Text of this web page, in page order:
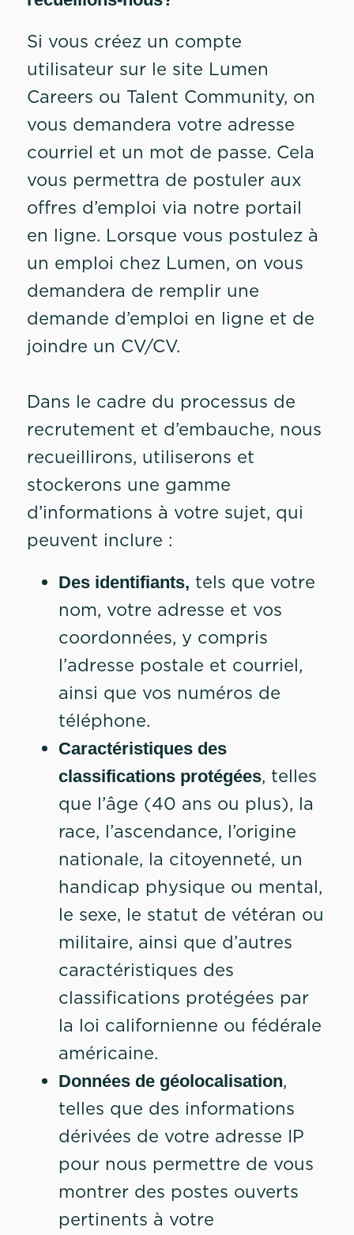
Si vous créez un compte
utilisateur sur le site Lumen
Careers ou Talent Community, on
vous demandera votre adresse
courriel et un mot de passe. Cela
vous permettra de postuler aux
offres d’emploi via notre portail
en ligne. Lorsque vous postulez à
un emploi chez Lumen, on vous
demandera de remplir une
demande d’emploi en ligne et de
joindre un CV/CV.
Dans le cadre du processus de
recrutement et d’embauche, nous
recueillirons, utiliserons et
stockerons une gamme
d’informations à votre sujet, qui
peuvent inclure :
Des identifiants, tels que votre
nom, votre adresse et vos
coordonnées, y compris
l’adresse postale et courriel,
ainsi que vos numéros de
téléphone.
Caractéristiques des
classifications protégées, telles
que l’âge (40 ans ou plus), la
race, l’ascendance, l’origine
nationale, la citoyenneté, un
handicap physique ou mental,
le sexe, le statut de vétéran ou
militaire, ainsi que d’autres
caractéristiques des
classifications protégées par
la loi californienne ou fédérale
américaine.
Données de géolocalisation,
telles que des informations
dérivées de votre adresse IP
pour nous permettre de vous
montrer des postes ouverts
pertinents à votre